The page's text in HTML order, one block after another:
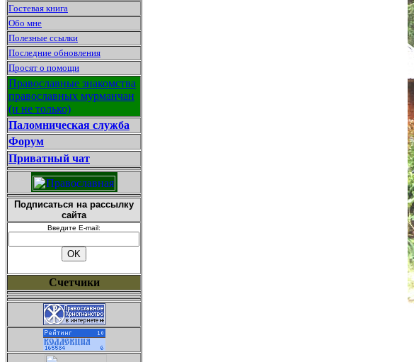
Гостевая книга
Обо мне
Полезные ссылки
Последние обновления
Просят о помощи
Православные знакомства
православных мурманчан
(и не только)
Паломническая служба
Форум
Приватный чат
Подписаться на рассылку
сайта
Введите E-mail:
Счетчики